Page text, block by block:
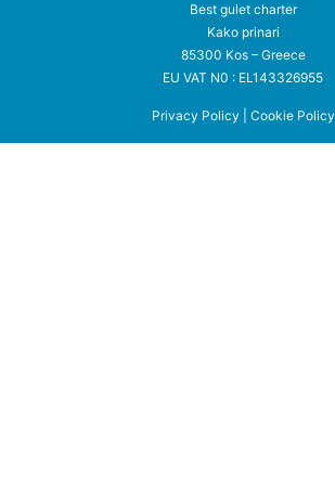
Best gulet charter
Kako prinari
85300 Kos – Greece
EU VAT N0 : EL143326955
Privacy Policy Cookie Policy